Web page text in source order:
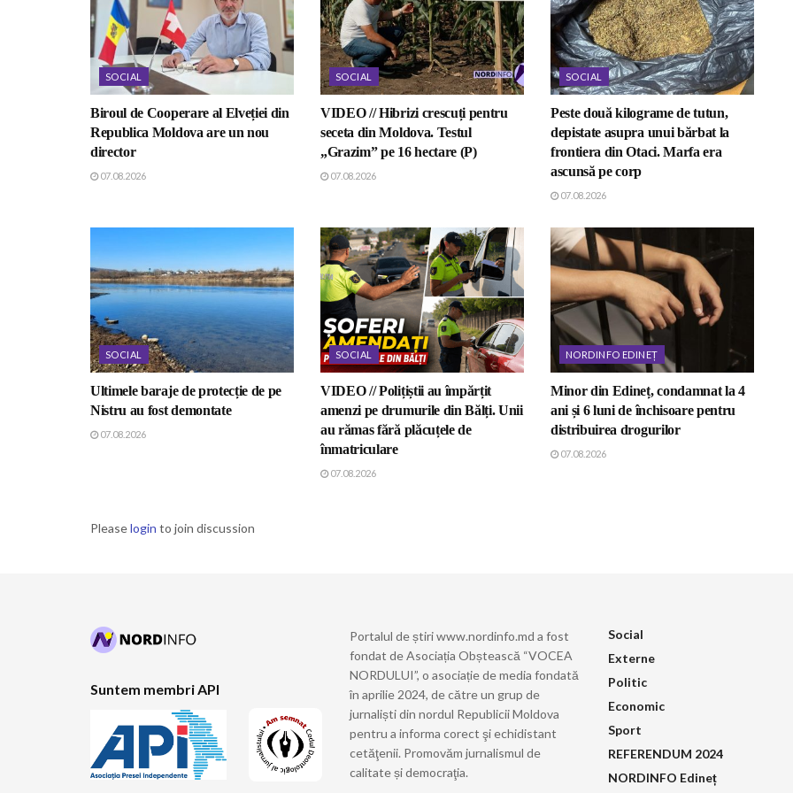
SOCIAL
Biroul de Cooperare al Elveției din
Republica Moldova are un nou
director
07.08.2026
SOCIAL
VIDEO // Hibrizi crescuți pentru
seceta din Moldova. Testul
„Grazim” pe 16 hectare (P)
07.08.2026
SOCIAL
Peste două kilograme de tutun,
depistate asupra unui bărbat la
frontiera din Otaci. Marfa era
ascunsă pe corp
07.08.2026
SOCIAL
Ultimele baraje de protecție de pe
Nistru au fost demontate
07.08.2026
SOCIAL
VIDEO // Polițiștii au împărțit
amenzi pe drumurile din Bălți. Unii
au rămas fără plăcuțele de
înmatriculare
07.08.2026
NORDINFO EDINEȚ
Minor din Edineț, condamnat la 4
ani și 6 luni de închisoare pentru
distribuirea drogurilor
07.08.2026
Pleaselogin to join discussion
Suntem membri API
Portalul de știri www.nordinfo.md a fost
fondat de Asociația Obștească “VOCEA
NORDULUI”, o asociație de media fondată
în aprilie 2024, de către un grup de
jurnaliști din nordul Republicii Moldova
pentru a informa corect şi echidistant
cetăţenii. Promovăm jurnalismul de
calitate și democraţia.
Social
Externe
Politic
Economic
Sport
REFERENDUM 2024
NORDINFO Edineț